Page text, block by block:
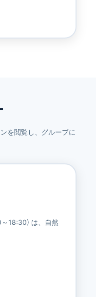
を閲覧し、グループに
18:30) は、自然